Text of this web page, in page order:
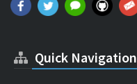
Quick Navigation